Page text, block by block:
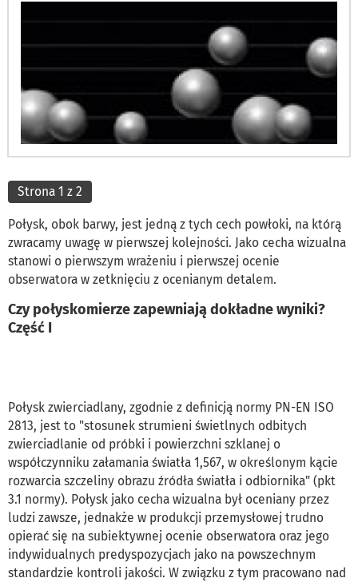
Strona 1 z 2
Połysk, obok barwy, jest jedną z tych cech powłoki, na którą
zwracamy uwagę w pierwszej kolejności. Jako cecha wizualna
stanowi o pierwszym wrażeniu i pierwszej ocenie
obserwatora w zetknięciu z ocenianym detalem.
Czy połyskomierze zapewniają dokładne wyniki?
Część I
Połysk zwierciadlany, zgodnie z definicją normy PN-EN ISO
2813, jest to "stosunek strumieni świetlnych odbitych
zwierciadlanie od próbki i powierzchni szklanej o
współczynniku załamania światła 1,567, w określonym kącie
rozwarcia szczeliny obrazu źródła światła i odbiornika" (pkt
3.1 normy). Połysk jako cecha wizualna był oceniany przez
ludzi zawsze, jednakże w produkcji przemysłowej trudno
opierać się na subiektywnej ocenie obserwatora oraz jego
indywidualnych predyspozycjach jako na powszechnym
standardzie kontroli jakości. W związku z tym pracowano nad